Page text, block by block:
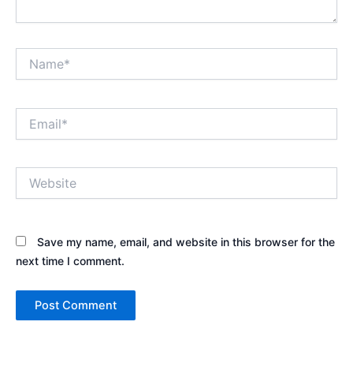
Save my name, email, and website in this browser for the
next time I comment.